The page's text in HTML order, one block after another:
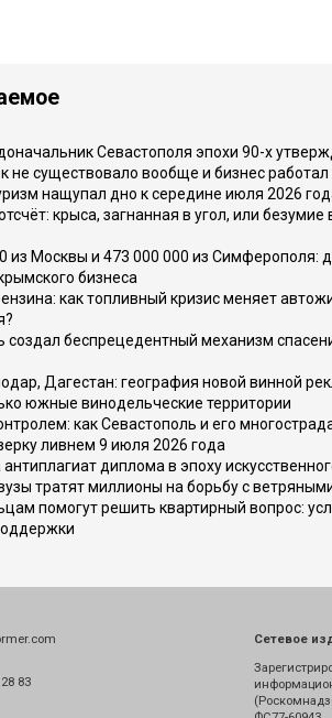
Севастополя эпохи 90-х
не существовало вообще и бизнес работал
нащупал дно к середине июля 2026
крыса, загнанная в угол, или
из Москвы и 473 000 000 из Симферополя:
бизнеса
как топливный кризис меняет
создал беспрецедентный механизм
Дагестан: география новой винной
южные винодельческие территории
как Севастополь и его
ливнем 9 июля 2026 года
диплома в эпоху
тратят миллионы на борьбу с
помогут решить квартирный вопрос:
83
Сетевое